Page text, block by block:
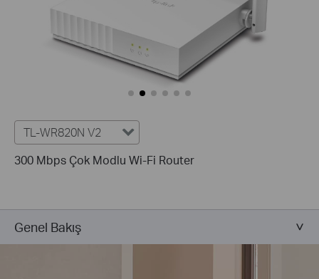
TL-WR820N V2
300 Mbps Çok Modlu Wi-Fi Router
Genel Bakış